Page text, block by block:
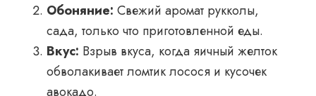
Обоняние: Свежий аромат рукколы,
сада, только что приготовленной еды.
Вкус: Взрыв вкуса, когда яичный желток
обволакивает ломтик лосося и кусочек
авокадо.